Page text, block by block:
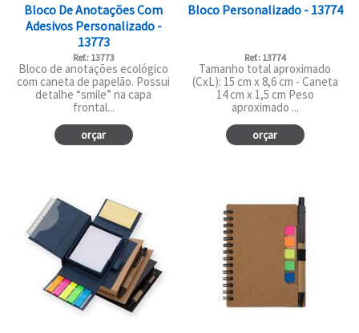
Bloco De Anotações Com
Adesivos Personalizado -
13773
Ref.: 13773
Bloco de anotações ecológico
com caneta de papelão. Possui
detalhe “smile” na capa
frontal...
orçar
Bloco Personalizado - 13774
Ref.: 13774
Tamanho total aproximado
(CxL): 15 cm x 8,6 cm - Caneta
14 cm x 1,5 cm Peso
aproximado ...
orçar